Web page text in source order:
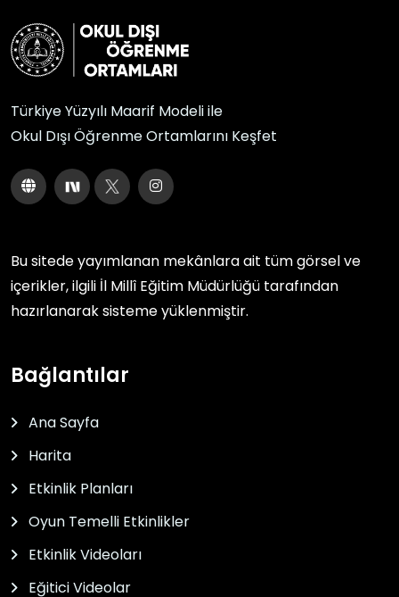
Türkiye Yüzyılı Maarif Modeli ile
Okul Dışı Öğrenme Ortamlarını Keşfet
Bu sitede yayımlanan mekânlara ait tüm görsel ve
içerikler, ilgili İl Millî Eğitim Müdürlüğü tarafından
hazırlanarak sisteme yüklenmiştir.
Bağlantılar
Ana Sayfa
Harita
Etkinlik Planları
Oyun Temelli Etkinlikler
Etkinlik Videoları
Eğitici Videolar